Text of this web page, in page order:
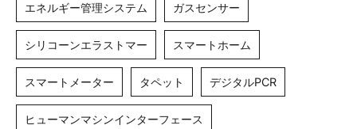
エネルギー管理システム ガスセンサー
シリコーンエラストマー スマートホーム
スマートメーター タペット デジタルPCR
ヒューマンマシンインターフェース